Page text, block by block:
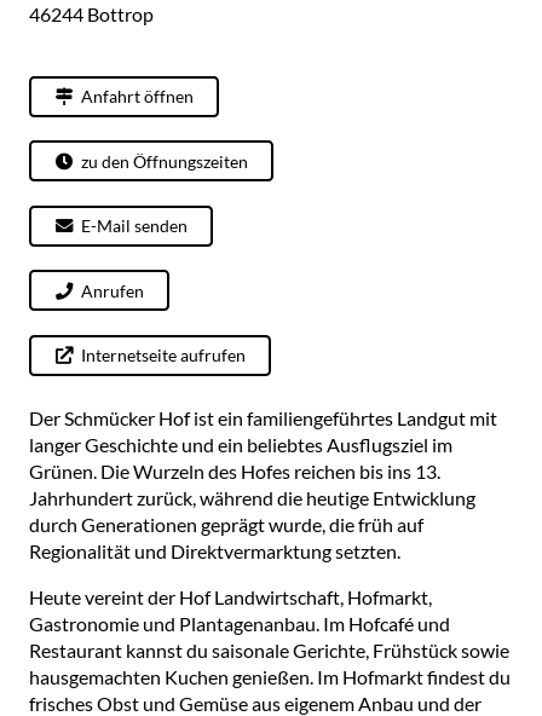
46244 Bottrop
Anfahrt öffnen
zu den Öffnungszeiten
E-Mail senden
Anrufen
Internetseite aufrufen
Der Schmücker Hof ist ein familiengeführtes Landgut mit
langer Geschichte und ein beliebtes Ausflugsziel im
Grünen. Die Wurzeln des Hofes reichen bis ins 13.
Jahrhundert zurück, während die heutige Entwicklung
durch Generationen geprägt wurde, die früh auf
Regionalität und Direktvermarktung setzten.
Heute vereint der Hof Landwirtschaft, Hofmarkt,
Gastronomie und Plantagenanbau. Im Hofcafé und
Restaurant kannst du saisonale Gerichte, Frühstück sowie
hausgemachten Kuchen genießen. Im Hofmarkt findest du
frisches Obst und Gemüse aus eigenem Anbau und der